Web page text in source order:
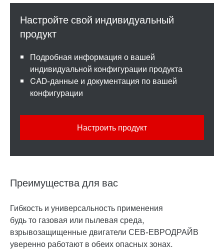
Подробная информация о вашей
индивидуальной конфигурации продукта
CAD-данные и документация по вашей
конфигурации
Настроить продукт
Преимущества для вас
Гибкость и универсальность применения
будь то газовая или пылевая среда,
взрывозащищенные двигатели СЕВ-ЕВРОДРАЙВ
уверенно работают в обеих опасных зонах.